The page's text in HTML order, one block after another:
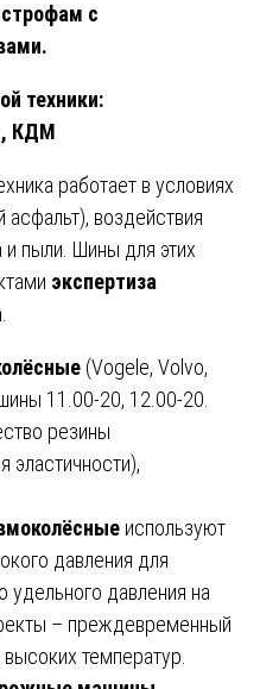
с
техники:
КДМ
работает в условиях
асфальт), воздействия
и пыли. Шины для этих
экспертиза
.
(Vogele, Volvo,
11.00-20, 12.00-20.
резины
эластичности),
используют
давления для
удельного давления на
– преждевременный
температур.